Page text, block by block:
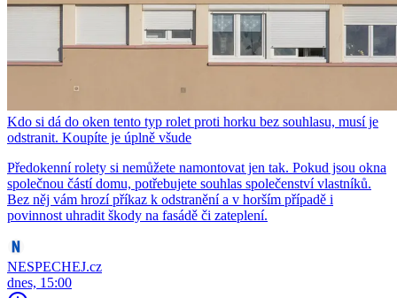
Kdo si dá do oken tento typ rolet proti horku bez souhlasu, musí je
odstranit. Koupíte je úplně všude
Předokenní rolety si nemůžete namontovat jen tak. Pokud jsou okna
společnou částí domu, potřebujete souhlas společenství vlastníků.
Bez něj vám hrozí příkaz k odstranění a v horším případě i
povinnost uhradit škody na fasádě či zateplení.
NESPECHEJ.cz
dnes, 15:00